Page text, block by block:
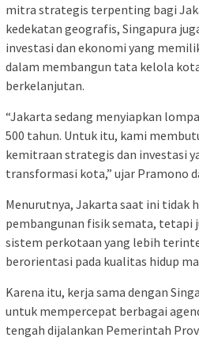
mitra strategis terpenting bagi
kedekatan geografis, Singapura
investasi dan ekonomi yang
dalam membangun tata kelola
berkelanjutan.
“Jakarta sedang menyiapkan
500 tahun. Untuk itu, kami
kemitraan strategis dan investasi
transformasi kota,” ujar Pramono
Menurutnya, Jakarta saat ini tidak
pembangunan fisik semata, tetapi
sistem perkotaan yang lebih
berorientasi pada kualitas hidup
Karena itu, kerja sama dengan
untuk mempercepat berbagai
tengah dijalankan Pemerintah